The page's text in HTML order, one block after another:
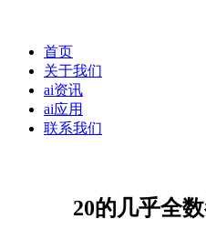
首页
关于我们
ai资讯
ai应用
联系我们
20的几乎全